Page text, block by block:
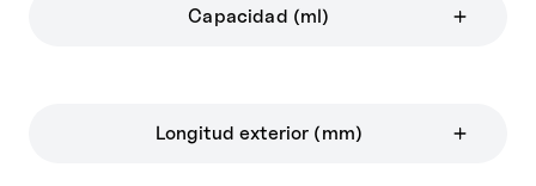
Capacidad (ml)
Longitud exterior (mm)